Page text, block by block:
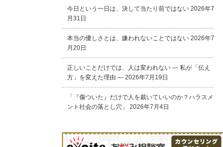
今日という一日は、決して当たり前ではない 2026年7
月31日
本当の優しさとは、嫌われないことではない 2026年7
月20日
正しいことだけでは、人は変われない ― 私が「伝え
方」を変えた理由 ― 2026年7月19日
「『傷ついた』だけで人を裁いていいのか？ハラスメ
ント社会の落とし穴」
2026年7月4日